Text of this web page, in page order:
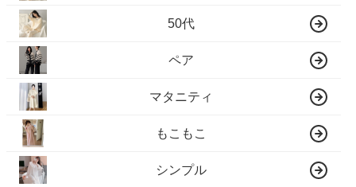
50代
ペア
マタニティ
もこもこ
シンプル